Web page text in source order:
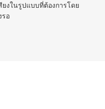
งในรูปแบบที่ต้องการโดย
รอ